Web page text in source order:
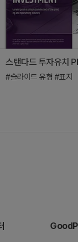
#슬라이드 유형 #표지